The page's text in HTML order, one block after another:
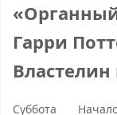
Гарри
Суббота